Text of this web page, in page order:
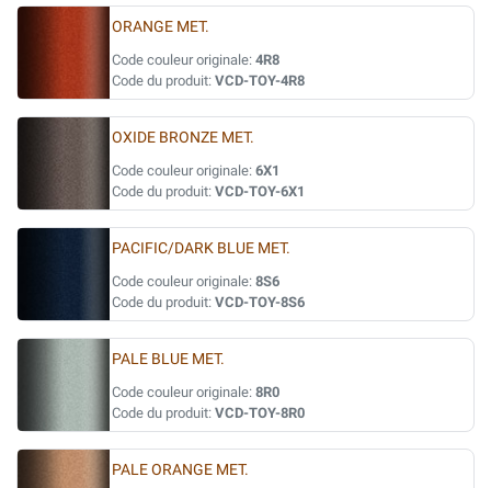
ORANGE MET.
Code couleur originale: 4R8
Code du produit: VCD-TOY-4R8
OXIDE BRONZE MET.
Code couleur originale: 6X1
Code du produit: VCD-TOY-6X1
PACIFIC/DARK BLUE MET.
Code couleur originale: 8S6
Code du produit: VCD-TOY-8S6
PALE BLUE MET.
Code couleur originale: 8R0
Code du produit: VCD-TOY-8R0
PALE ORANGE MET.